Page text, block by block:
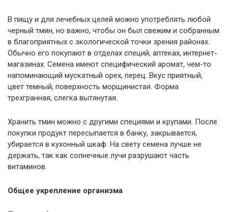
В пищу и для лечебных целей можно употреблять любой
черный тмин, но важно, чтобы он был свежим и собранным
в благоприятных с экологической точки зрения районах.
Обычно его покупают в отделах специй, аптеках, интернет-
магазинах. Семена имеют специфический аромат, чем-то
напоминающий мускатный орех, перец. Вкус приятный,
цвет темный, поверхность морщинистая. Форма
трехгранная, слегка вытянутая.
Хранить тмин можно с другими специями и крупами. После
покупки продукт пересыпается в банку, закрывается,
убирается в кухонный шкаф. На свету семена лучше не
держать, так как солнечные лучи разрушают часть
витаминов.
Общее укрепление организма